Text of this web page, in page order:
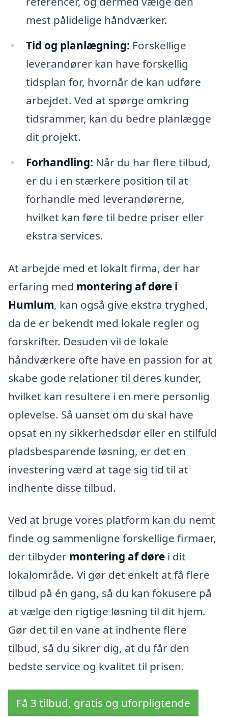
mest pålidelige håndværker.
Tid og planlægning: Forskellige
leverandører kan have forskellig
tidsplan for, hvornår de kan udføre
arbejdet. Ved at spørge omkring
tidsrammer, kan du bedre planlægge
dit projekt.
Forhandling: Når du har flere tilbud,
er du i en stærkere position til at
forhandle med leverandørerne,
hvilket kan føre til bedre priser eller
ekstra services.
At arbejde med et lokalt firma, der har
erfaring med montering af døre i
Humlum, kan også give ekstra tryghed,
da de er bekendt med lokale regler og
forskrifter. Desuden vil de lokale
håndværkere ofte have en passion for at
skabe gode relationer til deres kunder,
hvilket kan resultere i en mere personlig
oplevelse. Så uanset om du skal have
opsat en ny sikkerhedsdør eller en stilfuld
pladsbesparende løsning, er det en
investering værd at tage sig tid til at
indhente disse tilbud.
Ved at bruge vores platform kan du nemt
finde og sammenligne forskellige firmaer,
der tilbyder montering af døre i dit
lokalområde. Vi gør det enkelt at få flere
tilbud på én gang, så du kan fokusere på
at vælge den rigtige løsning til dit hjem.
Gør det til en vane at indhente flere
tilbud, så du sikrer dig, at du får den
bedste service og kvalitet til prisen.
Få 3 tilbud, gratis og uforpligtende